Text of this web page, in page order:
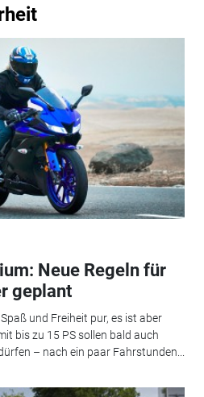
Neue Regeln für
geplant
und Freiheit pur, es ist aber
bis zu 15 PS sollen bald auch
– nach ein paar Fahrstunden...